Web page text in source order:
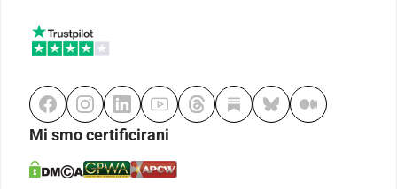
Mi smo certificirani